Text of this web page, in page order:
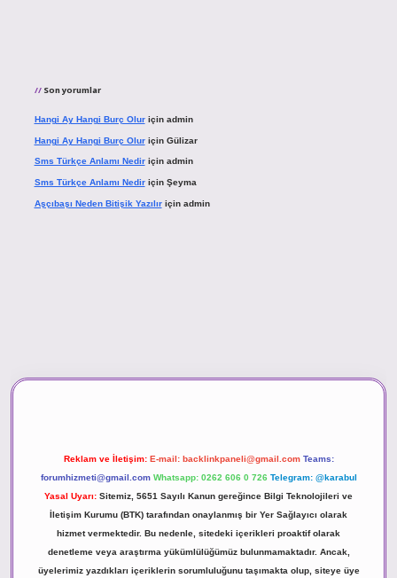
Son yorumlar
Hangi Ay Hangi Burç Oluriçin admin
Hangi Ay Hangi Burç Oluriçin Gülizar
Sms Türkçe Anlamı Nediriçin admin
Sms Türkçe Anlamı Nediriçin Şeyma
Aşçıbaşı Neden Bitişik Yazılıriçin admin
Reklam ve İletişim: E-mail: backlinkpaneli@gmail.com Teams:
forumhizmeti@gmail.com Whatsapp: 0262 606 0 726 Telegram: @karabul
Yasal Uyarı: Sitemiz, 5651 Sayılı Kanun gereğince Bilgi Teknolojileri ve
İletişim Kurumu (BTK) tarafından onaylanmış bir Yer Sağlayıcı olarak
hizmet vermektedir. Bu nedenle, sitedeki içerikleri proaktif olarak
denetleme veya araştırma yükümlülüğümüz bulunmamaktadır. Ancak,
üyelerimiz yazdıkları içeriklerin sorumluluğunu taşımakta olup, siteye üye